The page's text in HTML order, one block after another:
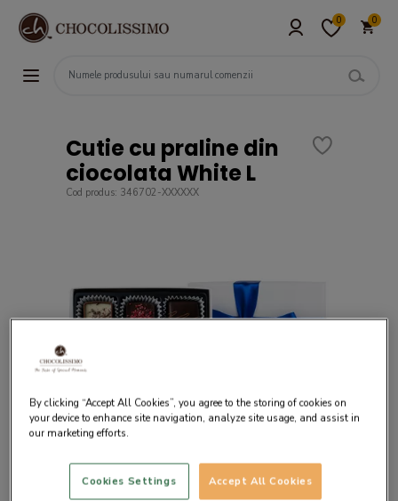
0 0
Cutie cu praline din
ciocolata White L
Cod produs: 346702-XXXXXX
Descrierea produsului
By clicking “Accept All Cookies”, you agree to the storing of cookies on
your device to enhance site navigation, analyze site usage, and assist in
our marketing efforts.
Accept All Cookies
Cookies Settings